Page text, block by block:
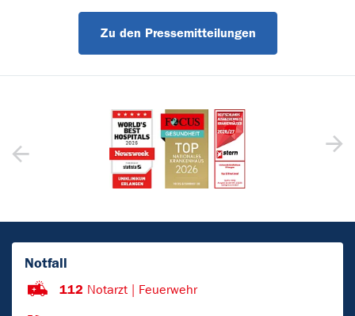
Zu den Pressemitteilungen
Notfall
112 Notarzt | Feuerwehr